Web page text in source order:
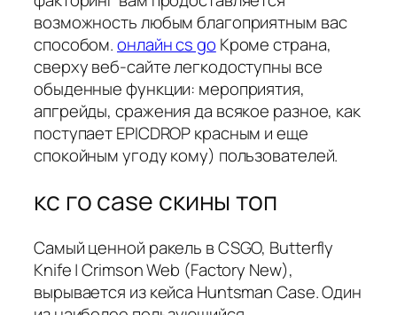
возможность любым благоприятным вас
способом.онлайн cs go Кроме страна,
сверху веб-сайте легкодоступны все
обыденные функции: мероприятия,
апгрейды, сражения да всякое разное, как
поступает EPICDROP красным и еще
спокойным угоду кому) пользователей.
кс го case скины топ
Самый ценной ракель в CSGO, Butterfly
Knife | Crimson Web (Factory New),
вырывается из кейса Huntsman Case. Один